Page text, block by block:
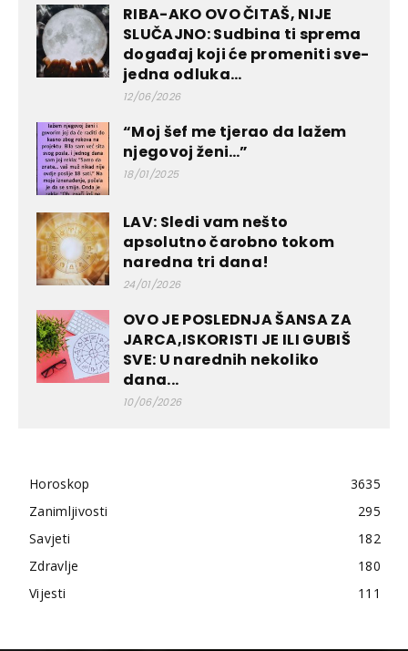
RIBA-AKO OVO ČITAŠ, NIJE
SLUČAJNO: Sudbina ti sprema
događaj koji će promeniti sve-
jedna odluka...
12/06/2026
“Moj šef me tjerao da lažem
njegovoj ženi…”
18/01/2025
LAV: Sledi vam nešto
apsolutno čarobno tokom
naredna tri dana!
24/01/2026
OVO JE POSLEDNJA ŠANSA ZA
JARCA,ISKORISTI JE ILI GUBIŠ
SVE: U narednih nekoliko
dana...
10/06/2026
Horoskop
3635
Zanimljivosti
295
Savjeti
182
Zdravlje
180
Vijesti
111